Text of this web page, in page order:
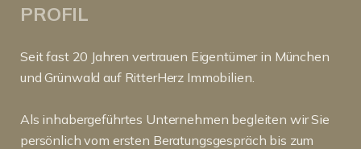
PROFIL
Seit fast 20 Jahren vertrauen Eigentümer in München
und Grünwald auf RitterHerz Immobilien.
Als inhabergeführtes Unternehmen begleiten wir Sie
persönlich vom ersten Beratungsgespräch bis zum